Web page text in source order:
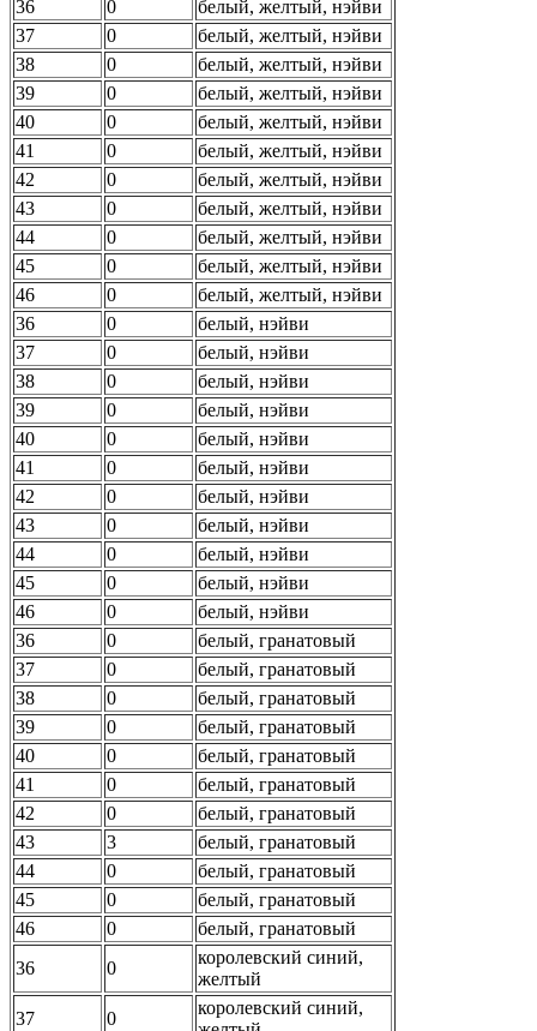
36
0
белый, желтый, нэйви
37
0
белый, желтый, нэйви
38
0
белый, желтый, нэйви
39
0
белый, желтый, нэйви
40
0
белый, желтый, нэйви
41
0
белый, желтый, нэйви
42
0
белый, желтый, нэйви
43
0
белый, желтый, нэйви
44
0
белый, желтый, нэйви
45
0
белый, желтый, нэйви
46
0
белый, желтый, нэйви
36
0
белый, нэйви
37
0
белый, нэйви
38
0
белый, нэйви
39
0
белый, нэйви
40
0
белый, нэйви
41
0
белый, нэйви
42
0
белый, нэйви
43
0
белый, нэйви
44
0
белый, нэйви
45
0
белый, нэйви
46
0
белый, нэйви
36
0
белый, гранатовый
37
0
белый, гранатовый
38
0
белый, гранатовый
39
0
белый, гранатовый
40
0
белый, гранатовый
41
0
белый, гранатовый
42
0
белый, гранатовый
43
3
белый, гранатовый
44
0
белый, гранатовый
45
0
белый, гранатовый
46
0
белый, гранатовый
36
0
королевский синий,
желтый
37
0
королевский синий,